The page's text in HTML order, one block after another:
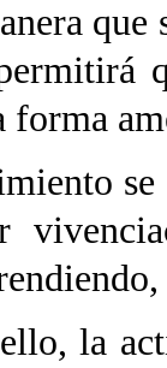
forma
se
la